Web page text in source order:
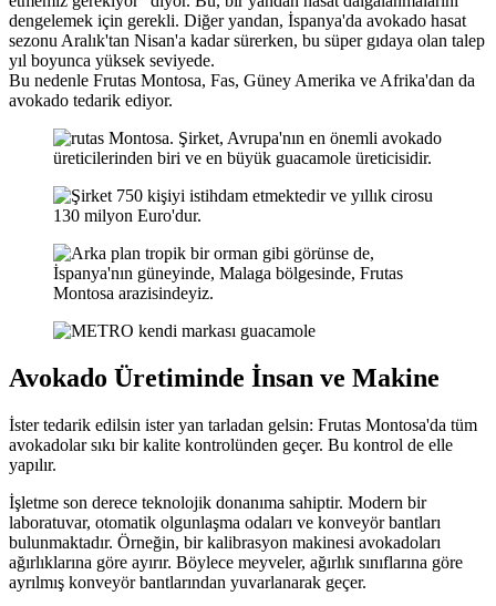
dengelemek için gerekli. Diğer yandan, İspanya'da avokado hasat
sezonu Aralık'tan Nisan'a kadar sürerken, bu süper gıdaya olan talep
yıl boyunca yüksek seviyede.
Bu nedenle Frutas Montosa, Fas, Güney Amerika ve Afrika'dan da
avokado tedarik ediyor.
Avokado Üretiminde İnsan ve Makine
İster tedarik edilsin ister yan tarladan gelsin: Frutas Montosa'da tüm
avokadolar sıkı bir kalite kontrolünden geçer. Bu kontrol de elle
yapılır.
İşletme son derece teknolojik donanıma sahiptir. Modern bir
laboratuvar, otomatik olgunlaşma odaları ve konveyör bantları
bulunmaktadır. Örneğin, bir kalibrasyon makinesi avokadoları
ağırlıklarına göre ayırır. Böylece meyveler, ağırlık sınıflarına göre
ayrılmış konveyör bantlarından yuvarlanarak geçer.